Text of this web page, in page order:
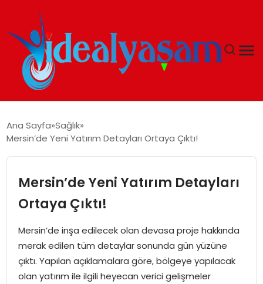
EKONOMI
İDEAL YAŞAM
İDEAL SPOR
YAŞAM
Ana Sayfa Sağlık
Mersin’de Yeni Yatırım Detayları Ortaya Çıktı!
Mersin’de Yeni Yatırım Detayları
Ortaya Çıktı!
Mersin’de inşa edilecek olan devasa proje hakkında
merak edilen tüm detaylar sonunda gün yüzüne
çıktı. Yapılan açıklamalara göre, bölgeye yapılacak
olan yatırım ile ilgili heyecan verici gelişmeler